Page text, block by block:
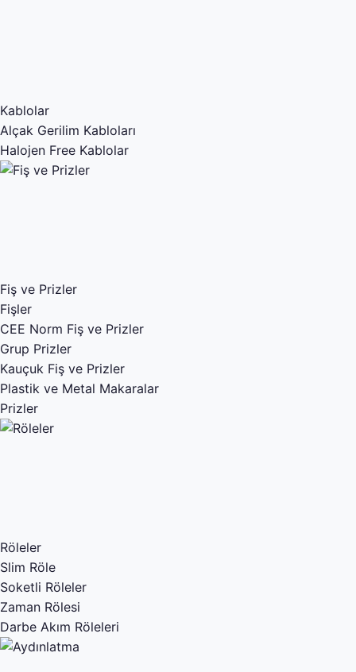
Kablolar
Alçak Gerilim Kabloları
Halojen Free Kablolar
Fiş ve Prizler
Fişler
CEE Norm Fiş ve Prizler
Grup Prizler
Kauçuk Fiş ve Prizler
Plastik ve Metal Makaralar
Prizler
Röleler
Slim Röle
Soketli Röleler
Zaman Rölesi
Darbe Akım Röleleri